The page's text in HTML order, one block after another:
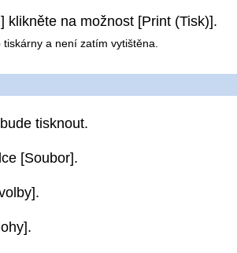
klikněte na možnost [Print (Tisk)].
a není zatím vytištěna.
tisknout.
[Soubor].